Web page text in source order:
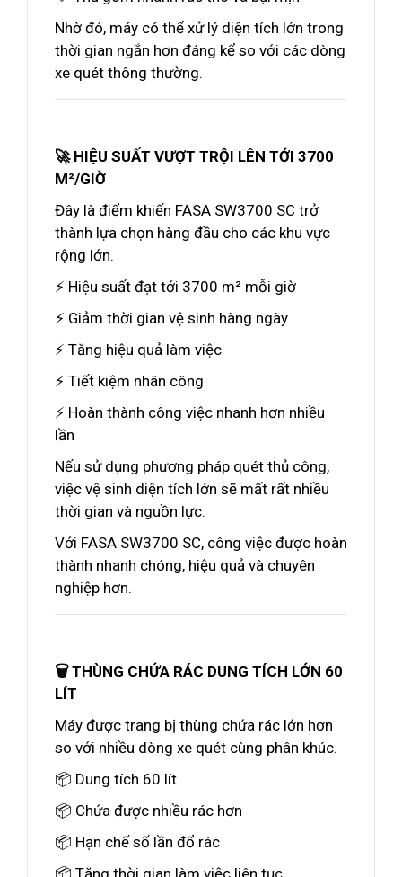
Nhờ đó, máy có thể xử lý diện tích lớn trong
thời gian ngắn hơn đáng kể so với các dòng
xe quét thông thường.
🚀 HIỆU SUẤT VƯỢT TRỘI LÊN TỚI 3700
M²/GIỜ
Đây là điểm khiến FASA SW3700 SC trở
thành lựa chọn hàng đầu cho các khu vực
rộng lớn.
⚡ Hiệu suất đạt tới 3700 m² mỗi giờ
⚡ Giảm thời gian vệ sinh hàng ngày
⚡ Tăng hiệu quả làm việc
⚡ Tiết kiệm nhân công
⚡ Hoàn thành công việc nhanh hơn nhiều
lần
Nếu sử dụng phương pháp quét thủ công,
việc vệ sinh diện tích lớn sẽ mất rất nhiều
thời gian và nguồn lực.
Với FASA SW3700 SC, công việc được hoàn
thành nhanh chóng, hiệu quả và chuyên
nghiệp hơn.
🗑️ THÙNG CHỨA RÁC DUNG TÍCH LỚN 60
LÍT
Máy được trang bị thùng chứa rác lớn hơn
so với nhiều dòng xe quét cùng phân khúc.
📦 Dung tích 60 lít
📦 Chứa được nhiều rác hơn
📦 Hạn chế số lần đổ rác
📦 Tăng thời gian làm việc liên tục